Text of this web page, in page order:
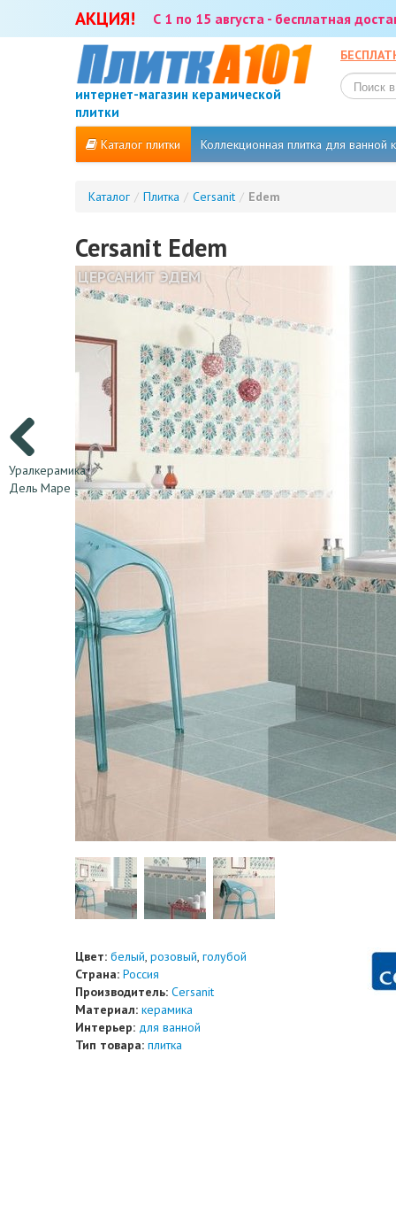
АКЦИЯ! С 1 по 15 августа - бесплатная
интернет-магазин керамической
плитки
Каталог плитки Коллекционная плитка для ванной
Каталог / Плитка / Cersanit / Edem
Уралкерамика
Дель Маре
Cersanit Edem
ЦЕРСАНИТ ЭДЕМ
Цвет: белый, розовый, голубой
Страна: Россия
Производитель: Cersanit
Материал: керамика
Интерьер: для ванной
Тип товара: плитка